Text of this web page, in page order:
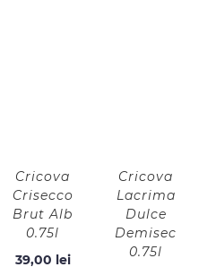
Cricova
Crisecco
Brut Alb
0.75l
39,00 lei
Cricova
Lacrima
Dulce
Demisec
0.75l